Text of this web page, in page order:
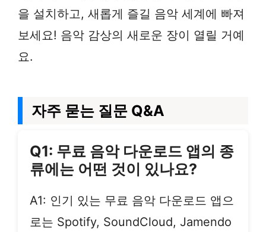
을 설치하고, 새롭게 즐길 음악 세계에 빠져
보세요! 음악 감상의 새로운 장이 열릴 거예
요.
자주 묻는 질문 Q&A
Q1: 무료 음악 다운로드 앱의 종
류에는 어떤 것이 있나요?
A1: 인기 있는 무료 음악 다운로드 앱으
로는 Spotify, SoundCloud, Jamendo